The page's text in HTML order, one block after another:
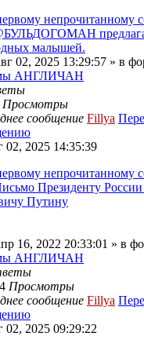
непрочитанному
малышей.
02, 2025 13:29:57 » в
АНГЛИЧАН
Просмотры
сообщение Fillya
02, 2025 14:35:39
непрочитанному
Президенту
Путину
16, 2022 20:33:01 » в
АНГЛИЧАН
Просмотры
сообщение Fillya
02, 2025 09:29:22